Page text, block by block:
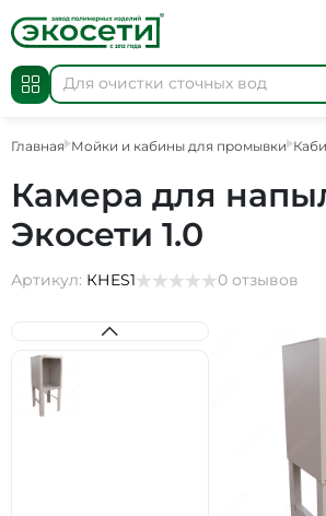
Главная Мойки и кабины для промывки
Камера для
Экосети 1.0
Артикул: КНES1 0 отзывов